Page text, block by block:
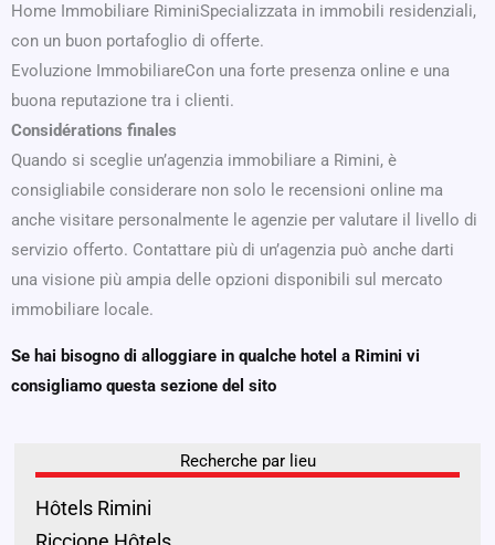
Home Immobiliare RiminiSpecializzata in immobili residenziali,
con un buon portafoglio di offerte.
Evoluzione ImmobiliareCon una forte presenza online e una
buona reputazione tra i clienti.
Considérations finales
Quando si sceglie un’agenzia immobiliare a Rimini, è
consigliabile considerare non solo le recensioni online ma
anche visitare personalmente le agenzie per valutare il livello di
servizio offerto. Contattare più di un’agenzia può anche darti
una visione più ampia delle opzioni disponibili sul mercato
immobiliare locale.
Se hai bisogno di alloggiare in qualche hotel a Rimini vi
consigliamo questa sezione del sito
Recherche par lieu
Hôtels Rimini